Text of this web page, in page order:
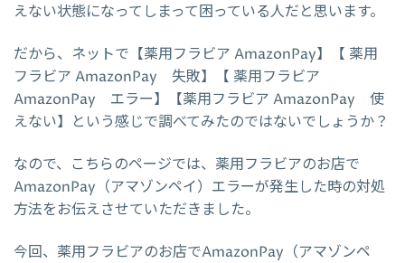
えない状態になってしまって困っている人だと思います。
だから、ネットで【薬用フラビア AmazonPay】【 薬用
フラビア AmazonPay 失敗】【 薬用フラビア
AmazonPay エラー】【薬用フラビア AmazonPay 使
えない】という感じで調べてみたのではないでしょうか？
なので、こちらのページでは、薬用フラビアのお店で
AmazonPay（アマゾンペイ）エラーが発生した時の対処
方法をお伝えさせていただきました。
今回、薬用フラビアのお店でAmazonPay（アマゾンペ